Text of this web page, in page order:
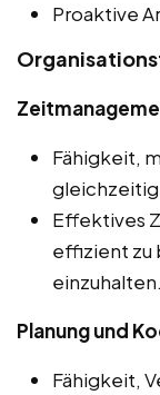
Proaktive
Fähigkeit,
gleichzeitig
Effektives
effizient zu
einzuhalten.
Planung und
Fähigkeit,